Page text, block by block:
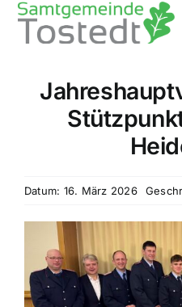
Zum
Unsere
Datum: 16. März 2026